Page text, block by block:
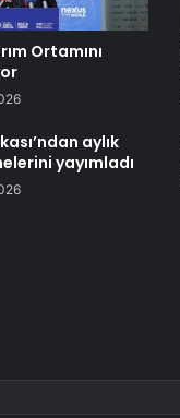
Ortamını
aylık
yayımladı